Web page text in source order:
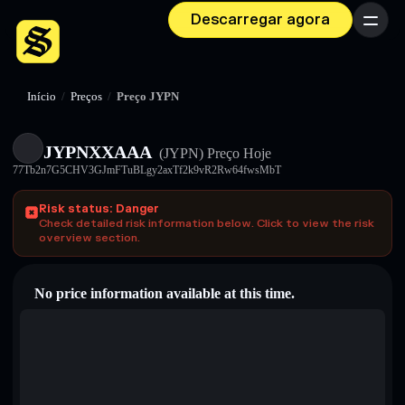
Descarregar agora Menu
Início / Preços / Preço JYPN
JYPNXXAAA (JYPN) Preço Hoje
77Tb2n7G5CHV3GJmFTuBLgy2axTf2k9vR2Rw64fwsMbT
Risk status: Danger
Check detailed risk information below. Click to view the risk
overview section.
No price information available at this time.